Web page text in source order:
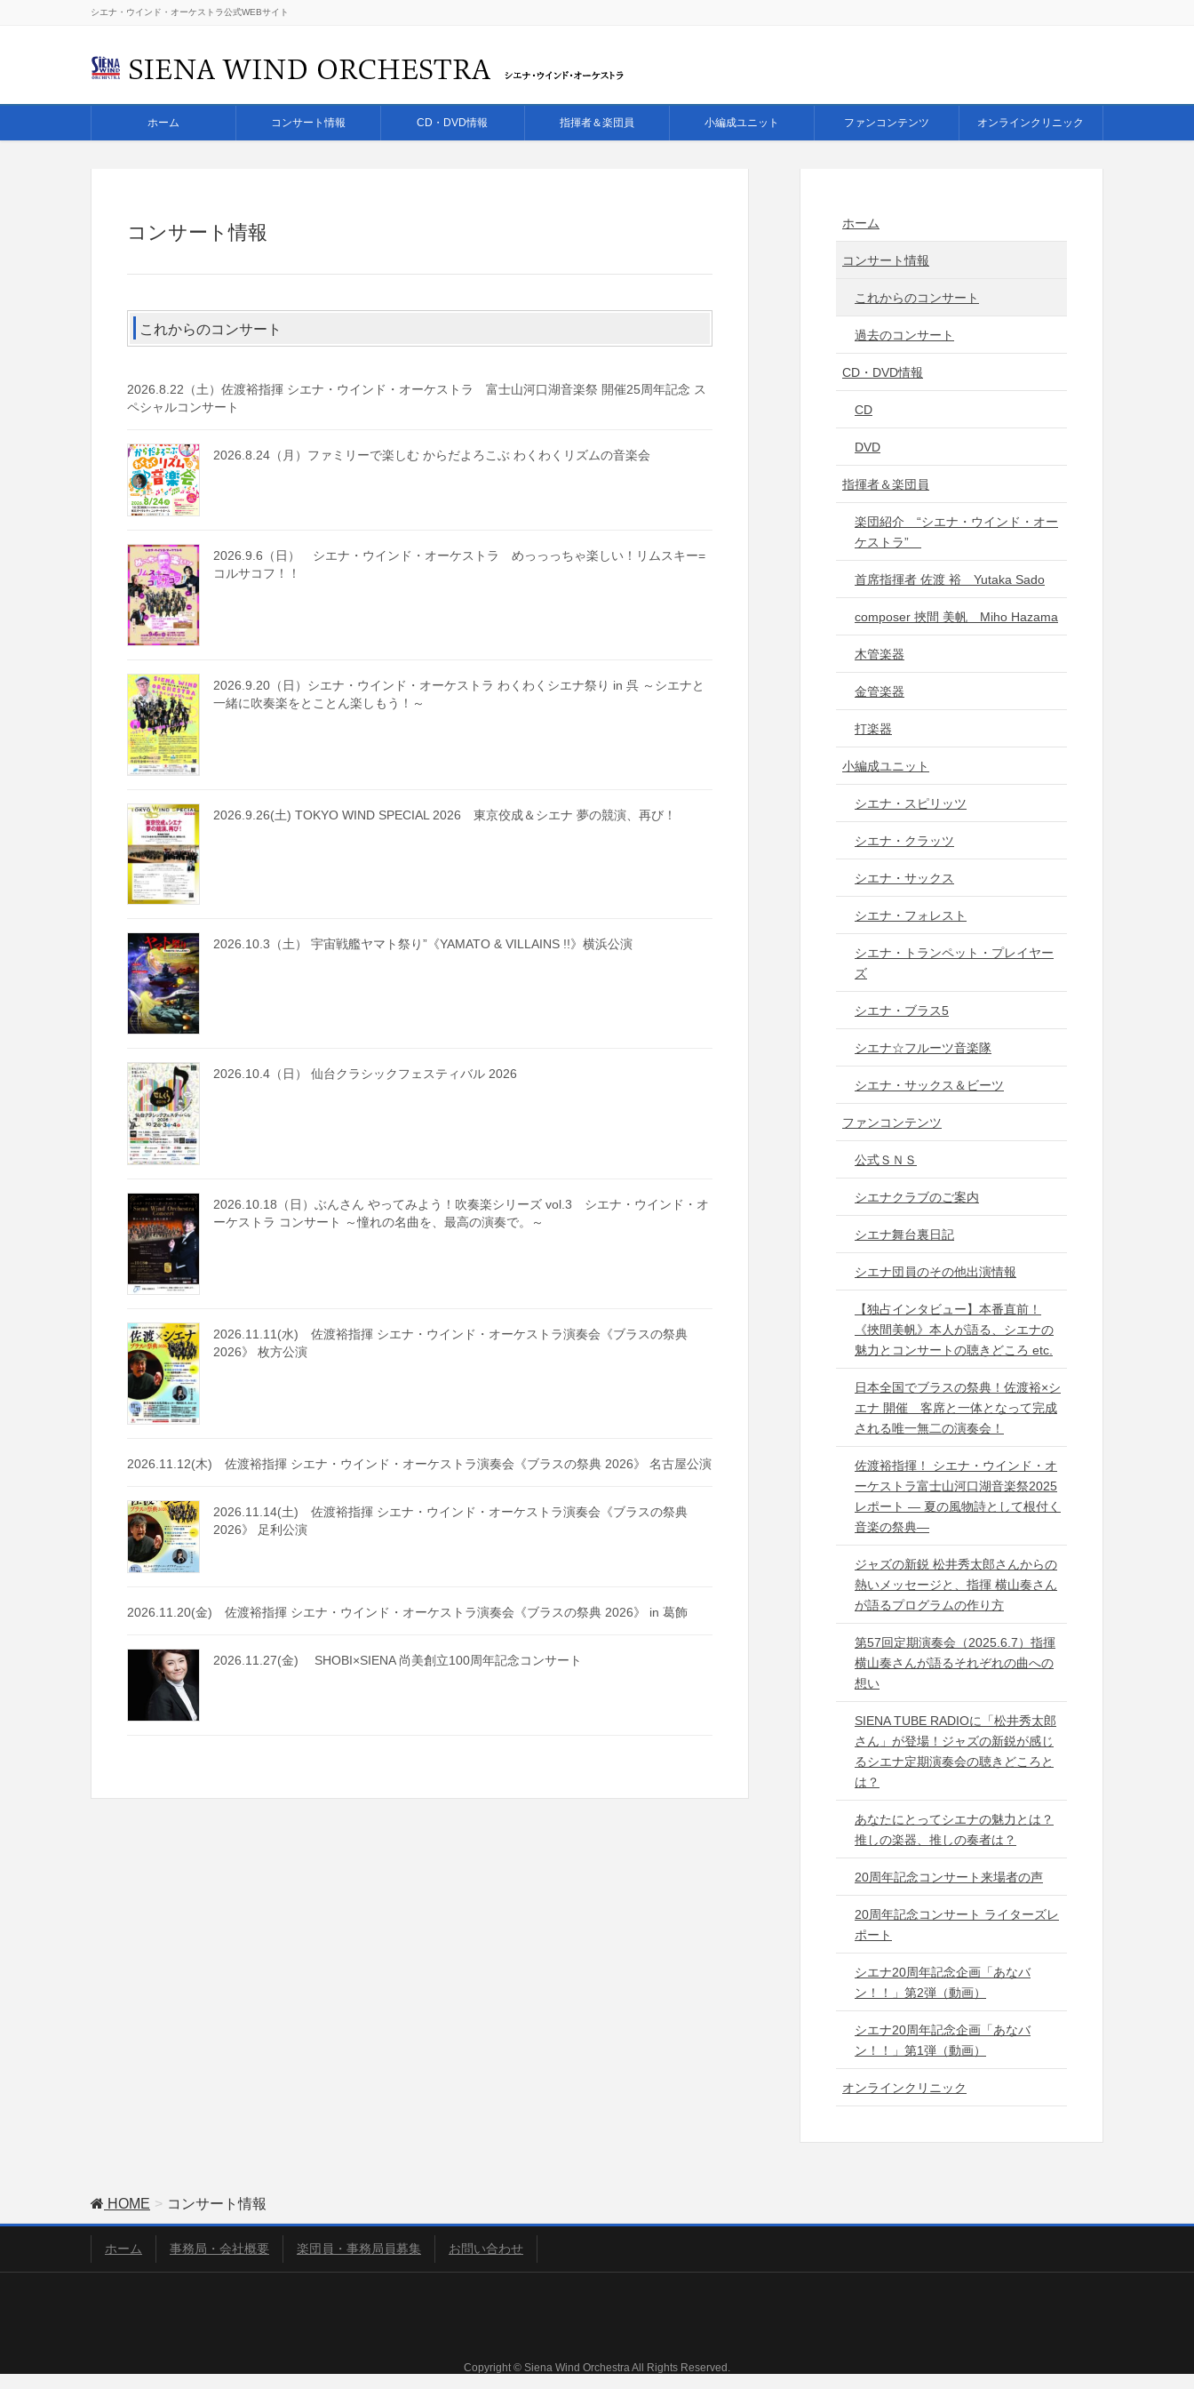
シエナ・ウインド・オーケストラ公式WEBサイト
ホーム コンサート情報 CD・DVD情報 指揮者＆楽団員 小編成ユニット ファンコンテンツ オンラインクリニック
コンサート情報
これからのコンサート
2026.8.22（土）佐渡裕指揮 シエナ・ウインド・オーケストラ 富士山河口湖音楽祭 開催25周年記念 ス
ペシャルコンサート
2026.8.24（月）ファミリーで楽しむ からだよろこぶ わくわくリズムの音楽会
2026.9.6（日） シエナ・ウインド・オーケストラ めっっっちゃ楽しい！リムスキー=
コルサコフ！！
2026.9.20（日）シエナ・ウインド・オーケストラ わくわくシエナ祭り in 呉 ～シエナと
一緒に吹奏楽をとことん楽しもう！～
2026.9.26(土) TOKYO WIND SPECIAL 2026 東京佼成＆シエナ 夢の競演、再び！
2026.10.3（土） 宇宙戦艦ヤマト祭り”《YAMATO & VILLAINS !!》横浜公演
2026.10.4（日） 仙台クラシックフェスティバル 2026
2026.10.18（日）ぶんさん やってみよう！吹奏楽シリーズ vol.3 シエナ・ウインド・オ
ーケストラ コンサート ～憧れの名曲を、最高の演奏で。～
2026.11.11(水) 佐渡裕指揮 シエナ・ウインド・オーケストラ演奏会《ブラスの祭典
2026》 枚方公演
2026.11.12(木) 佐渡裕指揮 シエナ・ウインド・オーケストラ演奏会《ブラスの祭典 2026》 名古屋公演
2026.11.14(土) 佐渡裕指揮 シエナ・ウインド・オーケストラ演奏会《ブラスの祭典
2026》 足利公演
2026.11.20(金) 佐渡裕指揮 シエナ・ウインド・オーケストラ演奏会《ブラスの祭典 2026》 in 葛飾
2026.11.27(金) SHOBI×SIENA 尚美創立100周年記念コンサート
ホーム
コンサート情報
これからのコンサート
過去のコンサート
CD・DVD情報
CD
DVD
指揮者＆楽団員
楽団紹介 “シエナ・ウインド・オー
ケストラ”
首席指揮者 佐渡 裕 Yutaka Sado
composer 挾間 美帆 Miho Hazama
木管楽器
金管楽器
打楽器
小編成ユニット
シエナ・スピリッツ
シエナ・クラッツ
シエナ・サックス
シエナ・フォレスト
シエナ・トランペット・プレイヤー
ズ
シエナ・ブラス5
シエナ☆フルーツ音楽隊
シエナ・サックス＆ビーツ
ファンコンテンツ
公式ＳＮＳ
シエナクラブのご案内
シエナ舞台裏日記
シエナ団員のその他出演情報
【独占インタビュー】本番直前！
《挾間美帆》本人が語る、シエナの
魅力とコンサートの聴きどころ etc.
日本全国でブラスの祭典！佐渡裕×シ
エナ 開催 客席と一体となって完成
される唯一無二の演奏会！
佐渡裕指揮！ シエナ・ウインド・オ
ーケストラ富士山河口湖音楽祭2025
レポート ― 夏の風物詩として根付く
音楽の祭典―
ジャズの新鋭 松井秀太郎さんからの
熱いメッセージと、指揮 横山奏さん
が語るプログラムの作り方
第57回定期演奏会（2025.6.7）指揮
横山奏さんが語るそれぞれの曲への
想い
SIENA TUBE RADIOに「松井秀太郎
さん」が登場！ジャズの新鋭が感じ
るシエナ定期演奏会の聴きどころと
は？
あなたにとってシエナの魅力とは？
推しの楽器、推しの奏者は？
20周年記念コンサート来場者の声
20周年記念コンサート ライターズレ
ポート
シエナ20周年記念企画「あなバ
ン！！」第2弾（動画）
シエナ20周年記念企画「あなバ
ン！！」第1弾（動画）
オンラインクリニック
HOME コンサート情報
ホーム 事務局・会社概要 楽団員・事務局員募集 お問い合わせ
Copyright © Siena Wind Orchestra All Rights Reserved.